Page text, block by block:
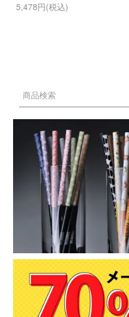
5,478円(税込)